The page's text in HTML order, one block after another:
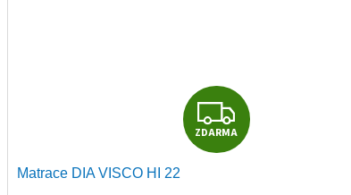
Z
D
ZDARMA
Matrace DIA VISCO HI 22